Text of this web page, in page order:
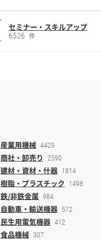
セミナー・スキルアップ
6526 件
産業用機械 4429
商社・卸売り 2590
建材・資材・什器 1814
樹脂・プラスチック 1498
鉄/非鉄金属 984
自動車・輸送機器 572
民生用電気機器 412
食品機械 307